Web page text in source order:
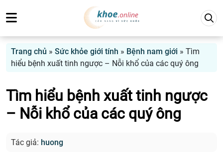
Trang chủ » Sức khỏe giới tính » Bệnh nam giới » Tìm
hiểu bệnh xuất tinh ngược – Nỗi khổ của các quý ông
Tìm hiểu bệnh xuất tinh ngược
– Nỗi khổ của các quý ông
Tác giả: huong